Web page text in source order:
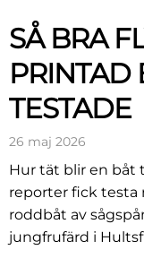
SÅ BRA
PRINTAD
TESTADE
26 maj 2026
Hur tät blir en båt
reporter fick testa
roddbåt av
jungfrufärd i